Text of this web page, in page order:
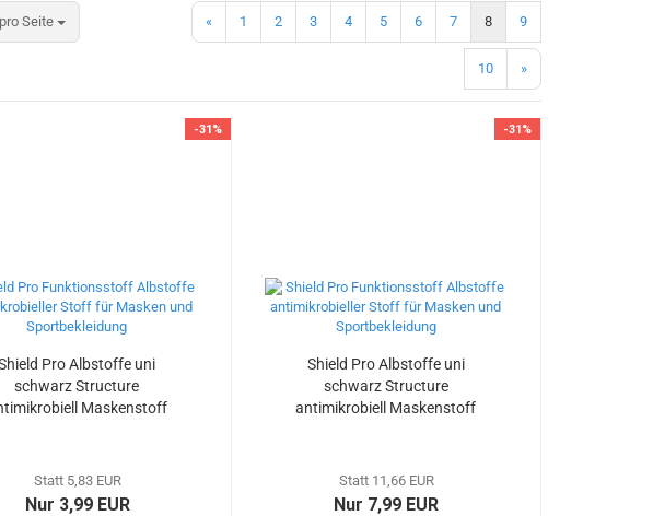
Seite
Seite « 1 2 3 4 5 6 7 8 9
10 »
-31%
Pro Albstoffe uni
schwarz Structure
Maskenstoff
Statt 5,83 EUR
Nur 3,99 EUR
-31%
Shield Pro Albstoffe uni
schwarz Structure
antimikrobiell Maskenstoff
Statt 11,66 EUR
Nur 7,99 EUR